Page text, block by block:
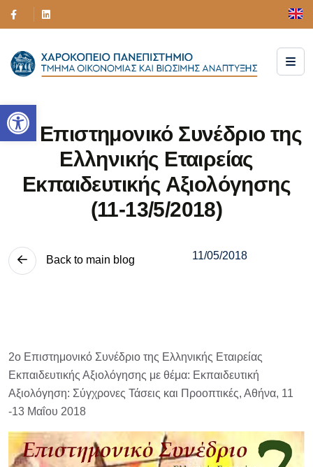
Ανοίξτε τη γραμμή εργαλείων
2ο Επιστημονικό Συνέδριο της
Ελληνικής Εταιρείας
Εκπαιδευτικής Αξιολόγησης
(11-13/5/2018)
Back to main blog 11/05/2018
2ο Επιστημονικό Συνέδριο της Ελληνικής Εταιρείας
Εκπαιδευτικής Αξιολόγησης με θέμα: Εκπαιδευτική
Αξιολόγηση: Σύγχρονες Τάσεις και Προοπτικές, Αθήνα, 11
-13 Μαΐου 2018